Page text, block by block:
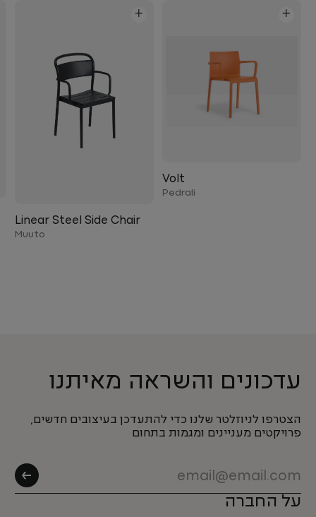
+
Volt
Pedrali
+
Linear Steel Side Chair
Muuto
עדכונים והשראה מאיתנו
הצטרפו לניוזלטר שלנו כדי להתעדכן בעיצובים חדשים,
פרויקטים מעניינים ומגמות בתחום
על החברה